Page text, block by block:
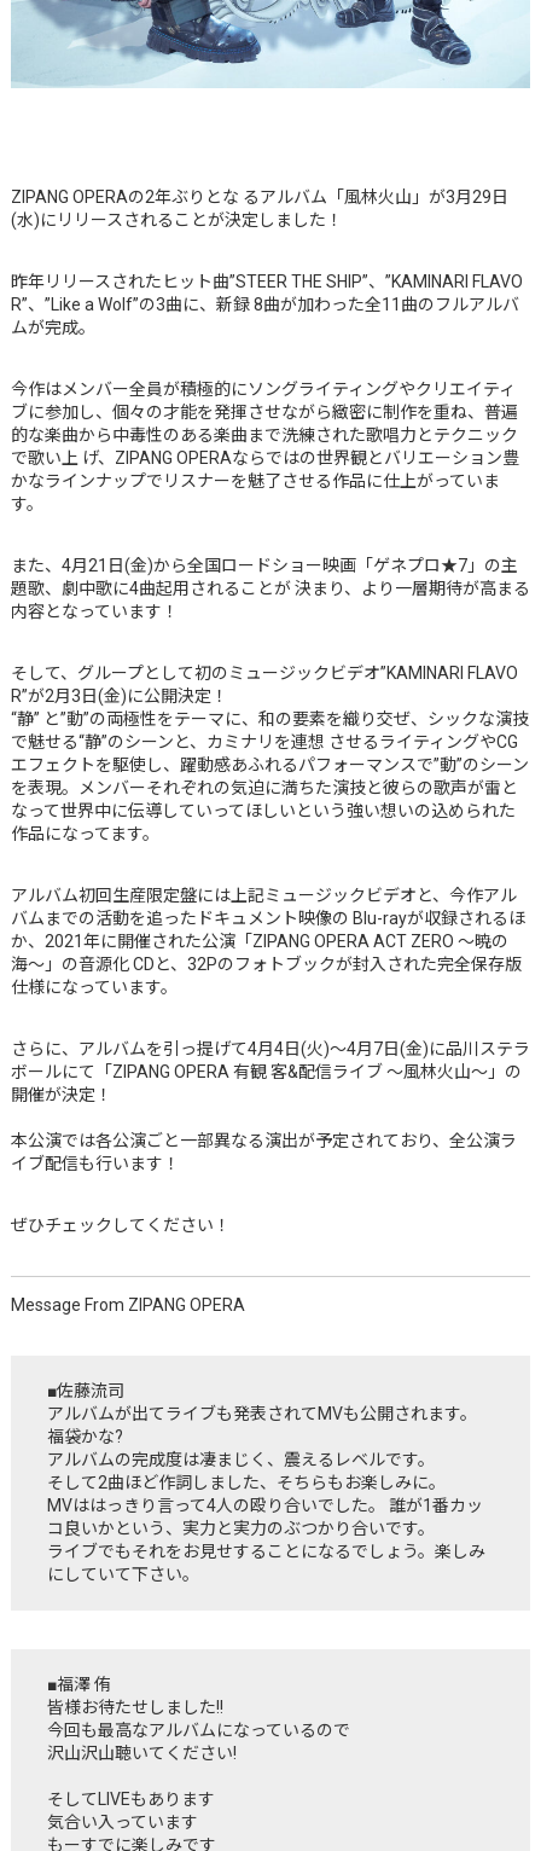
ZIPANG OPERAの2年ぶりとな るアルバム「風林火山」が3月29日
(水)にリリースされることが決定しました！
昨年リリースされたヒット曲”STEER THE SHIP”、”KAMINARI FLAVO
R”、”Like a Wolf”の3曲に、新録 8曲が加わった全11曲のフルアルバ
ムが完成。
今作はメンバー全員が積極的にソングライティングやクリエイティ
ブに参加し、個々の才能を発揮させながら緻密に制作を重ね、普遍
的な楽曲から中毒性のある楽曲まで洗練された歌唱力とテクニック
で歌い上 げ、ZIPANG OPERAならではの世界観とバリエーション豊
かなラインナップでリスナーを魅了させる作品に仕上がっていま
す。
また、4月21日(金)から全国ロードショー映画「ゲネプロ★7」の主
題歌、劇中歌に4曲起用されることが 決まり、より一層期待が高まる
内容となっています！
そして、グループとして初のミュージックビデオ”KAMINARI FLAVO
R”が2月3日(金)に公開決定！
“静” と”動”の両極性をテーマに、和の要素を織り交ぜ、シックな演技
で魅せる“静”のシーンと、カミナリを連想 させるライティングやCG
エフェクトを駆使し、躍動感あふれるパフォーマンスで”動”のシーン
を表現。メンバーそれぞれの気迫に満ちた演技と彼らの歌声が雷と
なって世界中に伝導していってほしいという強い想いの込められた
作品になってます。
アルバム初回生産限定盤には上記ミュージックビデオと、今作アル
バムまでの活動を追ったドキュメント映像の Blu-rayが収録されるほ
か、2021年に開催された公演「ZIPANG OPERA ACT ZERO 〜暁の
海〜」の音源化 CDと、32Pのフォトブックが封入された完全保存版
仕様になっています。
さらに、アルバムを引っ提げて4月4日(火)〜4月7日(金)に品川ステラ
ボールにて「ZIPANG OPERA 有観 客&配信ライブ 〜風林火山〜」の
開催が決定！
本公演では各公演ごと一部異なる演出が予定されており、全公演ラ
イブ配信も行います！
ぜひチェックしてください！
Message From ZIPANG OPERA
■佐藤流司
アルバムが出てライブも発表されてMVも公開されます。
福袋かな?
アルバムの完成度は凄まじく、震えるレベルです。
そして2曲ほど作詞しました、そちらもお楽しみに。
MVははっきり言って4人の殴り合いでした。 誰が1番カッ
コ良いかという、実力と実力のぶつかり合いです。
ライブでもそれをお見せすることになるでしょう。楽しみ
にしていて下さい。
■福澤 侑
皆様お待たせしました!!
今回も最高なアルバムになっているので
沢山沢山聴いてください!
そしてLIVEもあります
気合い入っています
もーすでに楽しみです